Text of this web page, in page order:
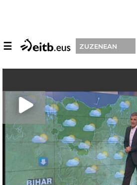
☰ ZUZENEAN